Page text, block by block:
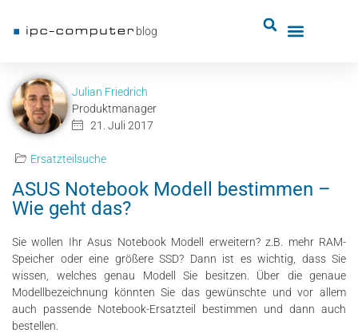
blog
Julian Friedrich
Produktmanager
21. Juli 2017
Ersatzteilsuche
ASUS Notebook Modell bestimmen –
Wie geht das?
Sie wollen Ihr Asus Notebook Modell erweitern? z.B. mehr RAM-
Speicher oder eine größere SSD? Dann ist es wichtig, dass Sie
wissen, welches genau Modell Sie besitzen. Über die genaue
Modellbezeichnung könnten Sie das gewünschte und vor allem
auch passende Notebook-Ersatzteil bestimmen und dann auch
bestellen.